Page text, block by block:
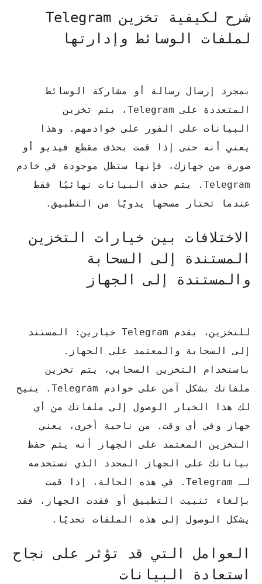
شرح لكيفية تخزين Telegram
لملفات الوسائط وإدارتها
بمجرد إرسال رسالة أو مشاركة الوسائط
المتعددة على Telegram، يتم تخزين
البيانات على الفور على خوادمهم. وهذا
يعني أنه حتى إذا قمت بحذف مقطع فيديو أو
صورة من جهازك، فإنها ستظل موجودة في خادم
Telegram.
يتم حذف البيانات نهائيًا فقط
عندما تختار مسحها يدويًا من التطبيق.
الاختلافات بين خيارات التخزين
المستندة إلى السحابة
والمستندة إلى الجهاز
للتخزين، يقدم Telegram خيارين: المستند
إلى السحابة والمعتمد على الجهاز.
باستخدام التخزين السحابي، يتم تخزين
ملفاتك بشكل آمن على خوادم Telegram.
يتيح
لك هذا الخيار الوصول إلى ملفاتك من أي
جهاز وفي أي وقت.
من ناحية أخرى، يعني
التخزين المعتمد على الجهاز أنه يتم حفظ
بياناتك على الجهاز المحدد الذي تستخدمه
لـ Telegram.
في هذه الحالة، إذا قمت
بإلغاء تثبيت التطبيق أو فقدت الجهاز، فقد
يشكل الوصول إلى هذه الملفات تحديًا.
العوامل التي قد تؤثر على نجاح
استعادة البيانات